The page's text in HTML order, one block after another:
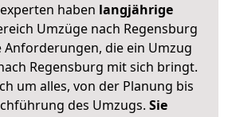
haben langjährige
Umzüge nach Regensburg
Anforderungen, die ein Umzug
Regensburg mit sich bringt.
um alles, von der Planung bis
des Umzugs. Sie